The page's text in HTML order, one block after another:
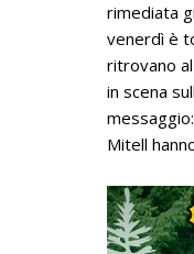
rimediata
venerdì è
ritrovano
in scena
Mitell